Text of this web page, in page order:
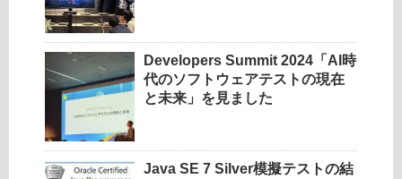
Developers Summit 2024「AI時
代のソフトウェアテストの現在
と未来」を見ました
Java SE 7 Silver模擬テストの結